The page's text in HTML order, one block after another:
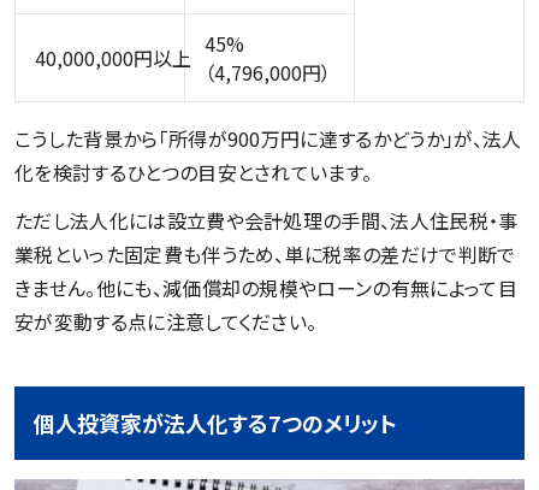
40,000,000円以上 45%
（4,796,000円）
こうした背景から「所得が900万円に達するかどうか」が、法人
化を検討するひとつの目安とされています。
ただし法人化には設立費や会計処理の手間、法人住民税・事
業税といった固定費も伴うため、単に税率の差だけで判断で
きません。他にも、減価償却の規模やローンの有無によって目
安が変動する点に注意してください。
個人投資家が法人化する7つのメリット